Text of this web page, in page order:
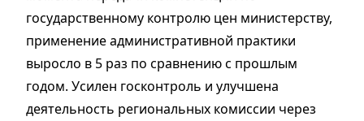
государственному контролю цен министерству,
применение административной практики
выросло в 5 раз по сравнению с прошлым
годом. Усилен госконтроль и улучшена
деятельность региональных комиссии через